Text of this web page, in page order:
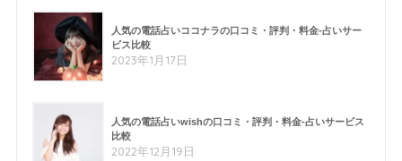
人気の電話占いココナラの口コミ・評判・料金-占いサー
ビス比較
2023年1月17日
人気の電話占いwishの口コミ・評判・料金-占いサービス
比較
2022年12月19日